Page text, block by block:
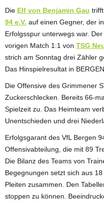
Die Elf von Benjamin Gau
94 e.V. auf einen Gegner, der
Erfolgsspur unterwegs war.
vorigen Match 1:1 von TSG
strich am Sonntag drei Zähler
Das Hinspielresultat in
Die Offensive des Grimmener
Zuckerschlecken. Bereits 66-
Spielzeit zu. Das Heimteam
Unentschieden und drei
Erfolgsgarant des VfL Bergen
Offensivabteilung, die mit 89
Die Bilanz des Teams von
Begegnungen setzt sich aus
Pleiten zusammen. Den
stoppen zu können.